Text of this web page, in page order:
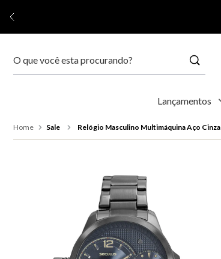
Lançamentos
Sale Relógio Masculino Multimáquina Aço Cinza
1 º relógio feminino
automático